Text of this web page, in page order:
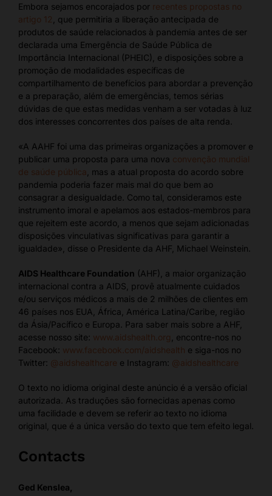
Embora sejamos encorajados por recentes propostas no
artigo 12
, que permitiria a liberação antecipada de
produtos de saúde relacionados à pandemia antes de ser
declarada uma Emergência de Saúde Pública de
Importância Internacional (PHEIC), e disposições sobre a
promoção de modalidades específicas de
compartilhamento de benefícios para abordar a prevenção
e a preparação, além de emergências, temos sérias
dúvidas de que estas medidas venham a ser votadas à luz
dos interesses concorrentes dos países de alta renda.
«A AAHF foi uma das primeiras organizações a promover e
publicar uma proposta para uma nova convenção mundial
de saúde pública
, mas a atual proposta do acordo sobre
pandemia poderia fazer mais mal do que bem ao
consagrar a desigualdade. Como tal, consideramos este
instrumento imoral e apelamos aos estados-membros para
que rejeitem este acordo, a menos que sejam adicionadas
disposições vinculativas significativas para garantir a
igualdade», disse o Presidente da AHF, Michael Weinstein.
AIDS Healthcare Foundation (AHF), a maior organização
internacional contra a AIDS, provê atualmente cuidados
e/ou serviços médicos a mais de 2 milhões de clientes em
46 países nos EUA, África, América Latina/Caribe, região
da Ásia/Pacífico e Europa. Para saber mais sobre a AHF,
acesse nosso site: www.aidshealth.org
, encontre-nos no
Facebook: www.facebook.com/aidshealth e siga-nos no
Twitter: @aidshealthcare e Instagram: @aidshealthcare
O texto no idioma original deste anúncio é a versão oficial
autorizada. As traduções são fornecidas apenas como
uma facilidade e devem se referir ao texto no idioma
original, que é a única versão do texto que tem efeito legal.
Contacts
Ged Kenslea,